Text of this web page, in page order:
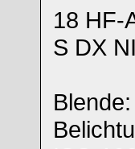
18 HF-
S DX